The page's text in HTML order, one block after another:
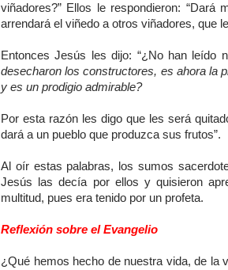
viñadores?” Ellos le respondieron: “Dará
arrendará el viñedo a otros viñadores, que
Entonces Jesús les dijo: “¿No han leído
desecharon los constructores, es ahora la
y es un prodigio admirable?
Por esta razón les digo que les será
dará a un pueblo que produzca sus frutos”.
Al oír estas palabras, los sumos
Jesús las decía por ellos y quisieron
multitud, pues era tenido por un profeta.
Reflexión sobre el Evangelio
¿Qué hemos hecho de nuestra vida, de la